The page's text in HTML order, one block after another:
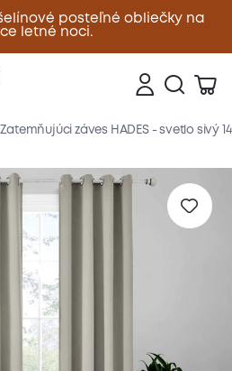
posteľné obliečky na
letné noci.
Zavrieť
Popis produktu
Zatemňujúci záves HADES - svetlo sivý